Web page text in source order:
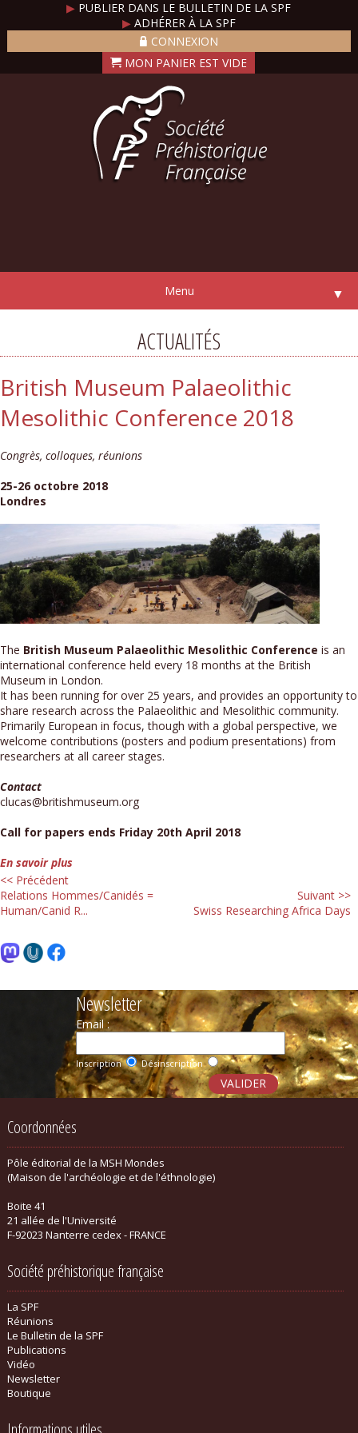
▶ PUBLIER DANS LE BULLETIN DE LA SPF
▶ADHÉRER À LA SPF
CONNEXION
Menu ▼
ACTUALITÉS
British Museum Palaeolithic
Mesolithic Conference 2018
Congrès, colloques, réunions
25-26 octobre 2018
Londres
The British Museum Palaeolithic Mesolithic Conference is an
international conference held every 18 months at the British
Museum in London.
It has been running for over 25 years, and provides an opportunity to
share research across the Palaeolithic and Mesolithic community.
Primarily European in focus, though with a global perspective, we
welcome contributions (posters and podium presentations) from
researchers at all career stages.
Contact
clucas@britishmuseum.org
Call for papers ends Friday 20th April 2018
En savoir plus
<< Précédent
Relations Hommes/Canidés =
Human/Canid R...
Suivant >>
Swiss Researching Africa Days
Newsletter
Email :
Inscription Désinscription
Coordonnées
Pôle éditorial de la MSH Mondes
(Maison de l'archéologie et de l'éthnologie)
Boite 41
21 allée de l'Université
F-92023 Nanterre cedex - FRANCE
Société préhistorique française
La SPF
Réunions
Le Bulletin de la SPF
Publications
Vidéo
Newsletter
Boutique